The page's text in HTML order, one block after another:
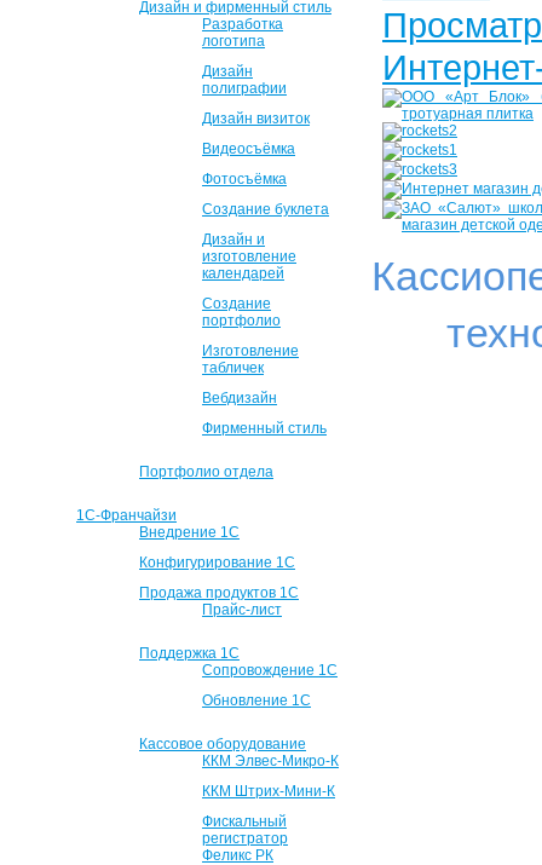
Дизайн и фирменный стиль
Разработка
логотипа
Дизайн
полиграфии
Дизайн визиток
Видеосъёмка
Фотосъёмка
Создание буклета
Дизайн и
изготовление
календарей
Создание
портфолио
Изготовление
табличек
Вебдизайн
Фирменный стиль
Портфолио отдела
1С-Франчайзи
Внедрение 1С
Конфигурирование 1С
Продажа продуктов 1С
Прайс-лист
Поддержка 1С
Сопровождение 1С
Обновление 1С
Кассовое оборудование
ККМ Элвес-Микро-К
ККМ Штрих-Мини-К
Фискальный
регистратор
Феликс РК